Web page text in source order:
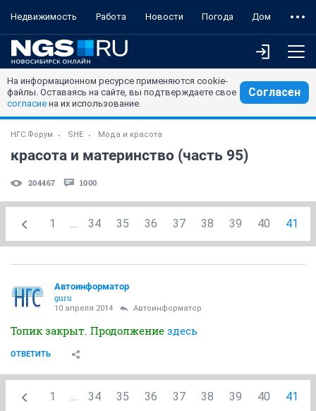
Недвижимость Работа Новости Погода Дом
На информационном ресурсе применяются cookie-
файлы. Оставаясь на сайте, вы подтверждаете свое
согласие на их использование.
Согласен
НГС.Форум SHE Мода и красота
красота и материнство (часть 95)
204467 1000
1 ... 34 35 36 37 38 39 40 41
Автоинформатор
guru
10 апреля 2014 Автоинформатор
Топик закрыт. Продолжение здесь
ОТВЕТИТЬ
1 ... 34 35 36 37 38 39 40 41